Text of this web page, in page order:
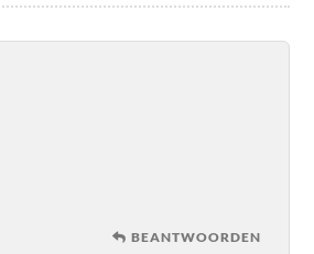
BEANTWOORDEN